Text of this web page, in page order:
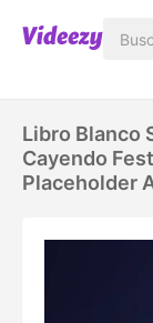
Libro Blanco
Cayendo
Placeholder